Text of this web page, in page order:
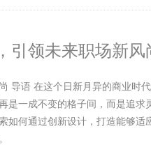
引领未来职场新风
导语 在这个日新月异的商业时
是一成不变的格子间，而是追求
如何通过创新设计，打造能够适